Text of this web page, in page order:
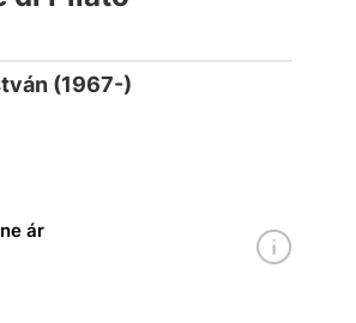
(1967-)
ár